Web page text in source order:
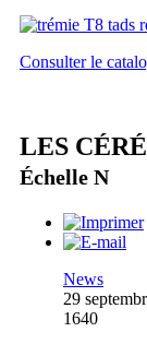
Consulter le
LES
Échelle N
News
29
1640